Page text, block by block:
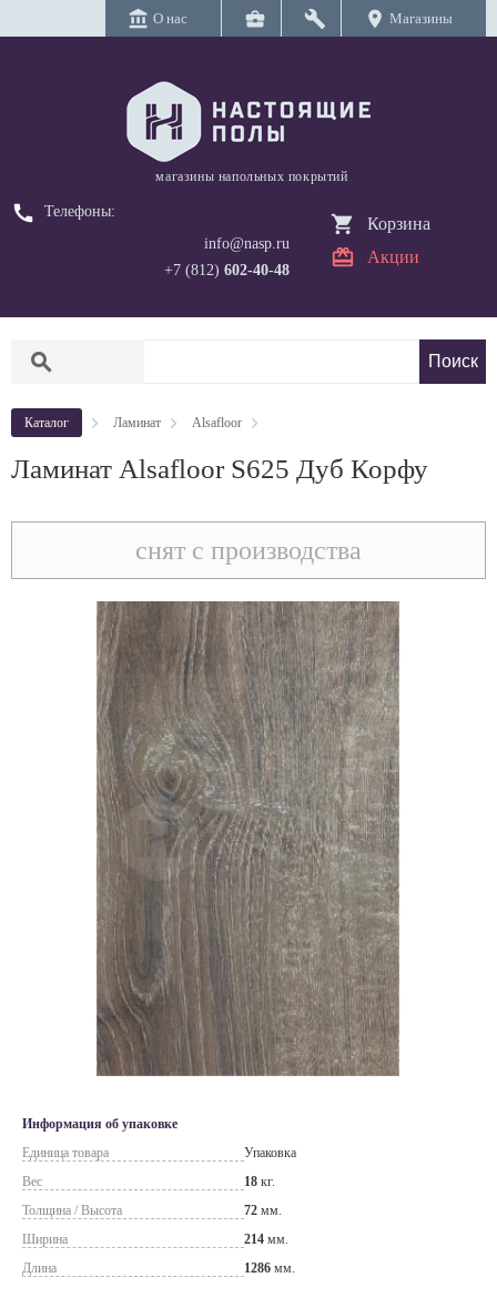
account_balance О нас business_center build location_on Магазины
магазины напольных покрытий
call
Телефоны:
info@nasp.ru
+7 (812) 602-40-48
Корзина
Акции
search
Каталог Ламинат Alsafloor
Ламинат Alsafloor S625 Дуб Корфу
снят с производства
Информация об упаковке
Единица товара
Упаковка
Вес
18 кг.
Толщина / Высота
72 мм.
Ширина
214 мм.
Длина
1286 мм.